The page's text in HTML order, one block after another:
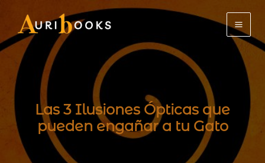
contenido
Las 3 Ilusiones Ópticas que
pueden engañar a tu Gato